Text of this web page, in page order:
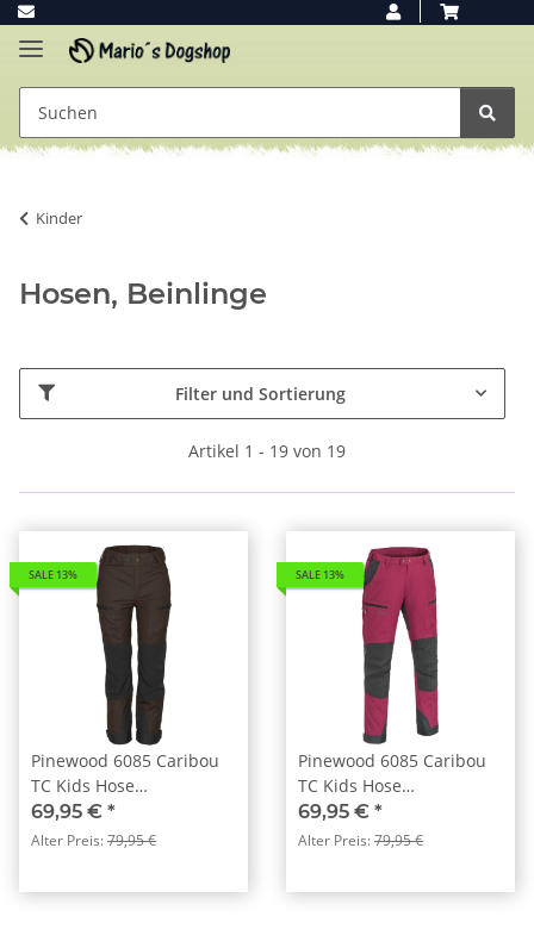
Kinder
Hosen, Beinlinge
Filter und Sortierung
Artikel 1 - 19 von 19
SALE 13%
Pinewood 6085 Caribou
TC Kids Hose
D.Brown/Black (212)
69,95 € *
Alter Preis:79,95 €
SALE 13%
Pinewood 6085 Caribou
TC Kids Hose
Fuchsia(544)
69,95 € *
Alter Preis:79,95 €